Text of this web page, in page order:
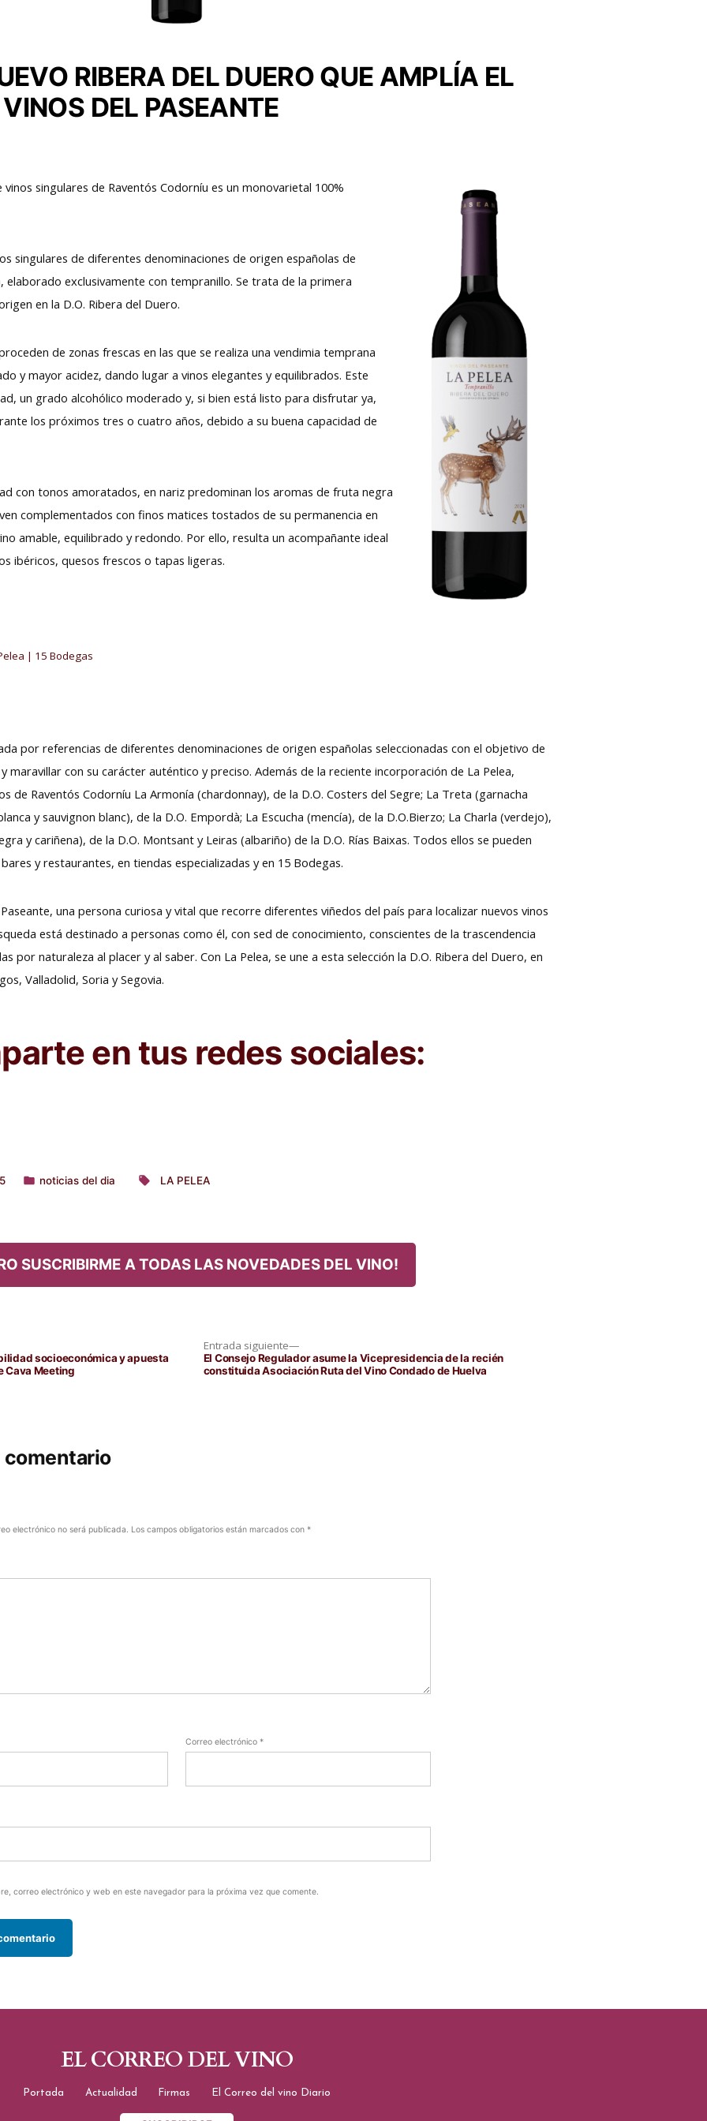
RIBERA DEL DUERO QUE AMPLÍA EL
DEL PASEANTE
singulares de Raventós Codorníu es un monovarietal 100%
singulares de diferentes denominaciones de origen españolas de
elaborado exclusivamente con tempranillo. Se trata de la primera
en la D.O. Ribera del Duero.
de zonas frescas en las que se realiza una vendimia temprana
y mayor acidez, dando lugar a vinos elegantes y equilibrados. Este
un grado alcohólico moderado y, si bien está listo para disfrutar ya,
los próximos tres o cuatro años, debido a su buena capacidad de
con tonos amoratados, en nariz predominan los aromas de fruta negra
complementados con finos matices tostados de su permanencia en
amable, equilibrado y redondo. Por ello, resulta un acompañante ideal
ibéricos, quesos frescos o tapas ligeras.
| 15 Bodegas
por referencias de diferentes denominaciones de origen españolas seleccionadas con el objetivo de
con su carácter auténtico y preciso. Además de la reciente incorporación de La Pelea,
de Raventós Codorníu La Armonía (chardonnay), de la D.O. Costers del Segre; La Treta (garnacha
y sauvignon blanc), de la D.O. Empordà; La Escucha (mencía), de la D.O.Bierzo; La Charla (verdejo),
y cariñena), de la D.O. Montsant y Leiras (albariño) de la D.O. Rías Baixas. Todos ellos se pueden
y restaurantes, en tiendas especializadas y en 15 Bodegas.
una persona curiosa y vital que recorre diferentes viñedos del país para localizar nuevos vinos
está destinado a personas como él, con sed de conocimiento, conscientes de la trascendencia
por naturaleza al placer y al saber. Con La Pelea, se une a esta selección la D.O. Ribera del Duero, en
Valladolid, Soria y Segovia.
en tus redes sociales:
Publicado
noticias del dia
Etiquetas:
LA PELEA
SUSCRIBIRME A TODAS LAS NOVEDADES DEL VINO!
socioeconómica y apuesta
Cava Meeting
Entrada siguiente
Entrada
siguiente:
El Consejo Regulador asume la Vicepresidencia de la recién
constituida Asociación Ruta del Vino Condado de Huelva
comentario
electrónico no será publicada. Los campos obligatorios están marcados con *
Correo electrónico *
correo electrónico y web en este navegador para la próxima vez que comente.
EL CORREO DEL VINO
Portada Actualidad Firmas El Correo del vino Diario